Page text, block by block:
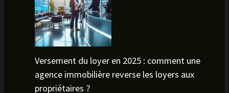
Versement du loyer en 2025 : comment une
agence immobilière reverse les loyers aux
propriétaires ?